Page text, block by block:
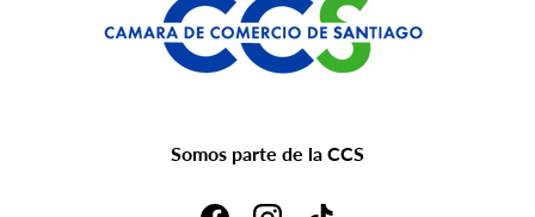
Somos parte de la CCS